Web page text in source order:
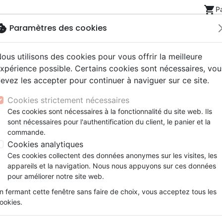
shopping_cart
NouveautésBibles
Segond 21
Segond
NEG
Livres
Famille, couple
Souffrance, Relation d'aide
Santé
eBooks
Couple
Méditations
Souffrance, Relation d'aide
Psychologie
Jeunesse
ans
Bibles jeunesse
Latino, Folk
Soul
Instrumental
Louange, Adoration
Hardrock, Métal
conférences
Documentaires, reportages
Accessoires de Bible
Papeterie
mensonges - Quand tu as du mal à dire la vérité
Galéane dit des mensonges
Quand tu as du mal à dire la
tendres]
Auteur :Edward T. Welch| Illustrateur :
RéférenceEXL0449
Description Détails du produit
Galéane Raton Laveur aimait
Paramètres des cookies
utilisons des cookies pour vous offrir la meilleure
possible. Certains cookies sont nécessaires,
les accepter pour continuer à naviguer sur ce site.
Cookies strictement nécessaires
Ces cookies sont nécessaires à la fonctionnalité du site web. Ils
sont nécessaires pour l'authentification du client, le panier et la
commande.
Cookies analytiques
Ces cookies collectent des données anonymes sur les visites, les
appareils et la navigation. Nous nous appuyons sur ces données
pour améliorer notre site web.
fermant cette fenêtre sans faire de choix, vous acceptez tous les